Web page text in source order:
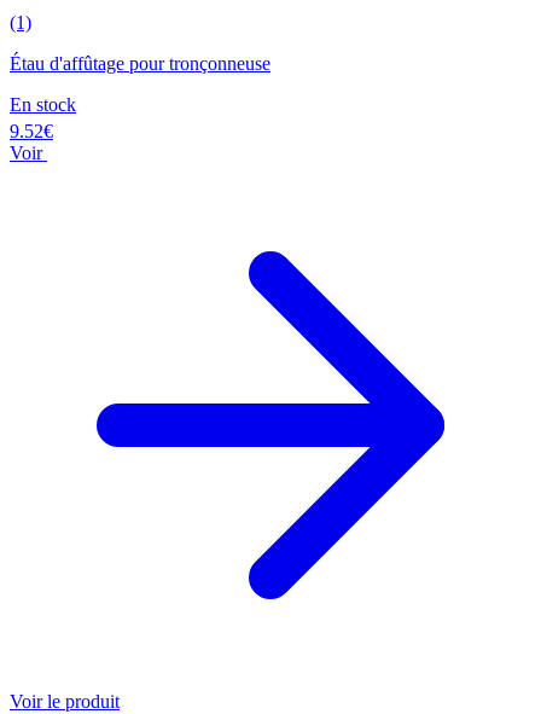
(1)
Étau d'affûtage pour tronçonneuse
En stock
9.52€
Voir
Voir le produit